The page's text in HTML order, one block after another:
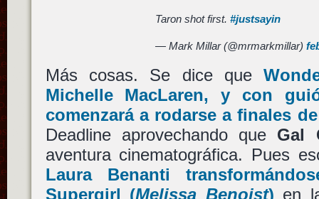
Taron shot first.#justsayin
— Mark Millar (@mrmarkmillar)
Más cosas. Se dice que
Michelle MacLaren, y con
comenzará a rodarse a finales
Deadline aprovechando que Gal
aventura cinematográfica. Pues
Laura Benanti
Supergirl (Melissa Benoist) en